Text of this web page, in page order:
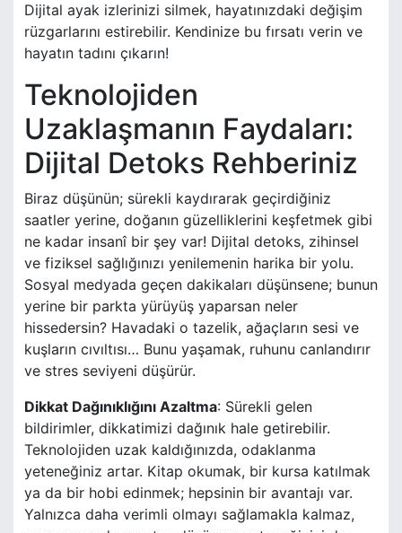
Dijital ayak izlerinizi silmek, hayatınızdaki değişim
rüzgarlarını estirebilir. Kendinize bu fırsatı verin ve
hayatın tadını çıkarın!
Teknolojiden
Uzaklaşmanın Faydaları:
Dijital Detoks Rehberiniz
Biraz düşünün; sürekli kaydırarak geçirdiğiniz
saatler yerine, doğanın güzelliklerini keşfetmek gibi
ne kadar insanî bir şey var! Dijital detoks, zihinsel
ve fiziksel sağlığınızı yenilemenin harika bir yolu.
Sosyal medyada geçen dakikaları düşünsene; bunun
yerine bir parkta yürüyüş yaparsan neler
hissedersin? Havadaki o tazelik, ağaçların sesi ve
kuşların cıvıltısı… Bunu yaşamak, ruhunu canlandırır
ve stres seviyeni düşürür.
Dikkat Dağınıklığını Azaltma: Sürekli gelen
bildirimler, dikkatimizi dağınık hale getirebilir.
Teknolojiden uzak kaldığınızda, odaklanma
yeteneğiniz artar. Kitap okumak, bir kursa katılmak
ya da bir hobi edinmek; hepsinin bir avantajı var.
Yalnızca daha verimli olmayı sağlamakla kalmaz,